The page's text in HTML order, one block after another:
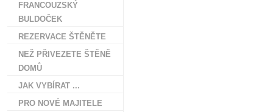
FRANCOUZSKÝ
BULDOČEK
REZERVACE ŠTĚNĚTE
NEŽ PŘIVEZETE ŠTĚNĚ
DOMŮ
JAK VYBÍRAT ...
PRO NOVÉ MAJITELE